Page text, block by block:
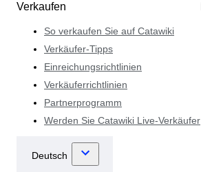
Verkaufen
So verkaufen Sie auf Catawiki
Verkäufer-Tipps
Einreichungsrichtlinien
Verkäuferrichtlinien
Partnerprogramm
Werden Sie Catawiki Live-Verkäufer